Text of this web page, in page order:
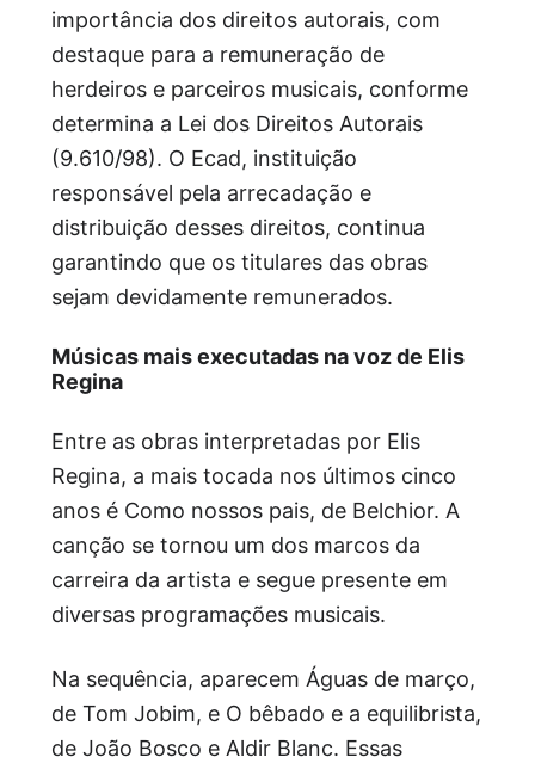
importância dos direitos autorais, com
destaque para a remuneração de
herdeiros e parceiros musicais, conforme
determina a Lei dos Direitos Autorais
(9.610/98). O Ecad, instituição
responsável pela arrecadação e
distribuição desses direitos, continua
garantindo que os titulares das obras
sejam devidamente remunerados.
Músicas mais executadas na voz de Elis
Regina
Entre as obras interpretadas por Elis
Regina, a mais tocada nos últimos cinco
anos é Como nossos pais, de Belchior. A
canção se tornou um dos marcos da
carreira da artista e segue presente em
diversas programações musicais.
Na sequência, aparecem Águas de março,
de Tom Jobim, e O bêbado e a equilibrista,
de João Bosco e Aldir Blanc. Essas